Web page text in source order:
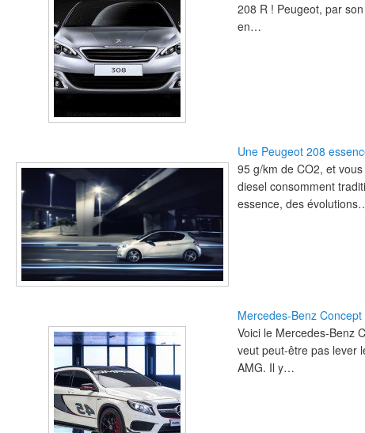
208 R ! Peugeot, par
en…
Une Peugeot 208
95 g/km de CO2, et
diesel consomment
essence, des
Mercedes-Benz
Voici le Mercedes-Benz
veut peut-être pas lever
AMG. Il y…